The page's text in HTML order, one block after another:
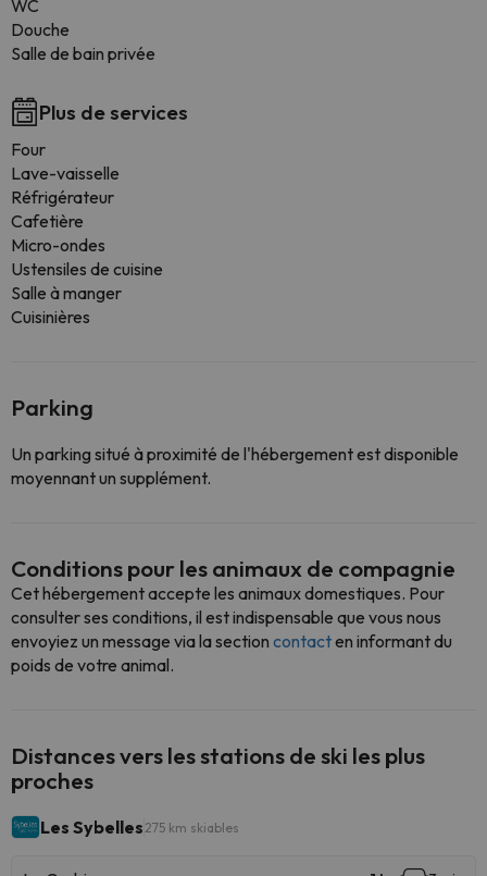
WC
Douche
Salle de bain privée
Plus de services
Four
Lave-vaisselle
Réfrigérateur
Cafetière
Micro-ondes
Ustensiles de cuisine
Salle à manger
Cuisinières
Parking
Un parking situé à proximité de l'hébergement est disponible
moyennant un supplément.
Conditions pour les animaux de compagnie
Cet hébergement accepte les animaux domestiques. Pour
consulter ses conditions, il est indispensable que vous nous
envoyiez un message via la section contacten informant du
poids de votre animal.
Distances vers les stations de ski les plus
proches
Les Sybelles 275 km skiables